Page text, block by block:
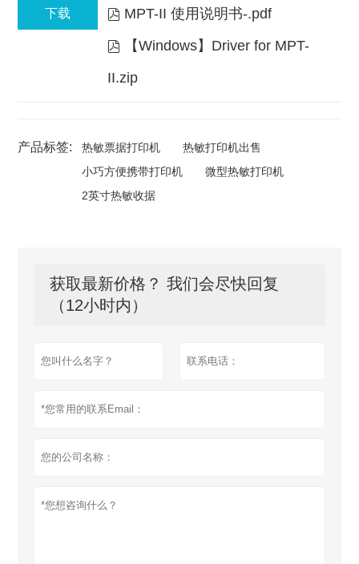
下载  MPT-II 使用说明书-.pdf

【Windows】Driver for MPT-
II.zip
产品标签: 热敏票据打印机
热敏打印机出售
小巧方便携带打印机
微型热敏打印机
2英寸热敏收据
获取最新价格？ 我们会尽快回复
（12小时内）